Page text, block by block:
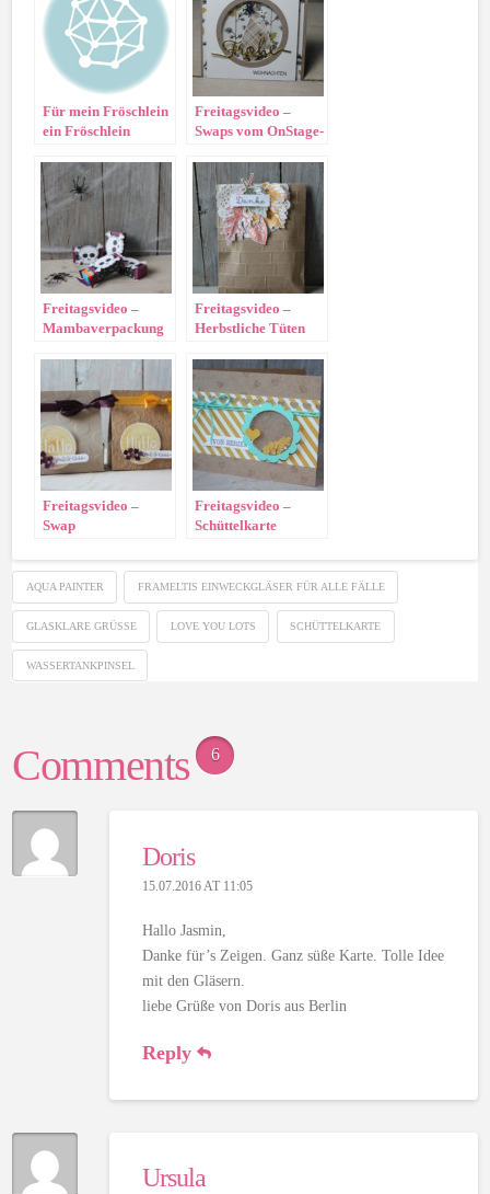
Für mein Fröschlein
ein Fröschlein
Freitagsvideo –
Swaps vom OnStage-
Freitagsvideo –
Mambaverpackung
Freitagsvideo –
Herbstliche Tüten
Freitagsvideo –
Swap
München
Freitagsvideo –
Schüttelkarte
AQUA PAINTER FRAMELTIS EINWECKGLÄSER FÜR ALLE FÄLLE
GLASKLARE GRÜSSE LOVE YOU LOTS SCHÜTTELKARTE
WASSERTANKPINSEL
Comments 6
Doris
15.07.2016 AT 11:05
Hallo Jasmin,
Danke für’s Zeigen. Ganz süße Karte. Tolle Idee
mit den Gläsern.
liebe Grüße von Doris aus Berlin
Reply
Ursula